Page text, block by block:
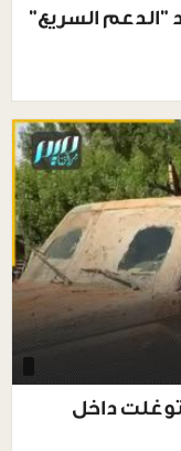
"الدعم السريع"
توغلت داخل